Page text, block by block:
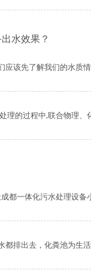
记住了吗？
水效果？
该先了解我们的水质
的过程中,联合物理、
一体化污水处理设备
排出去，化粪池为生